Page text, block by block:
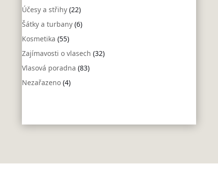
Účesy a střihy(22)
Šátky a turbany(6)
Kosmetika (55)
Zajímavosti o vlasech (32)
Vlasová poradna (83)
Nezařazeno(4)